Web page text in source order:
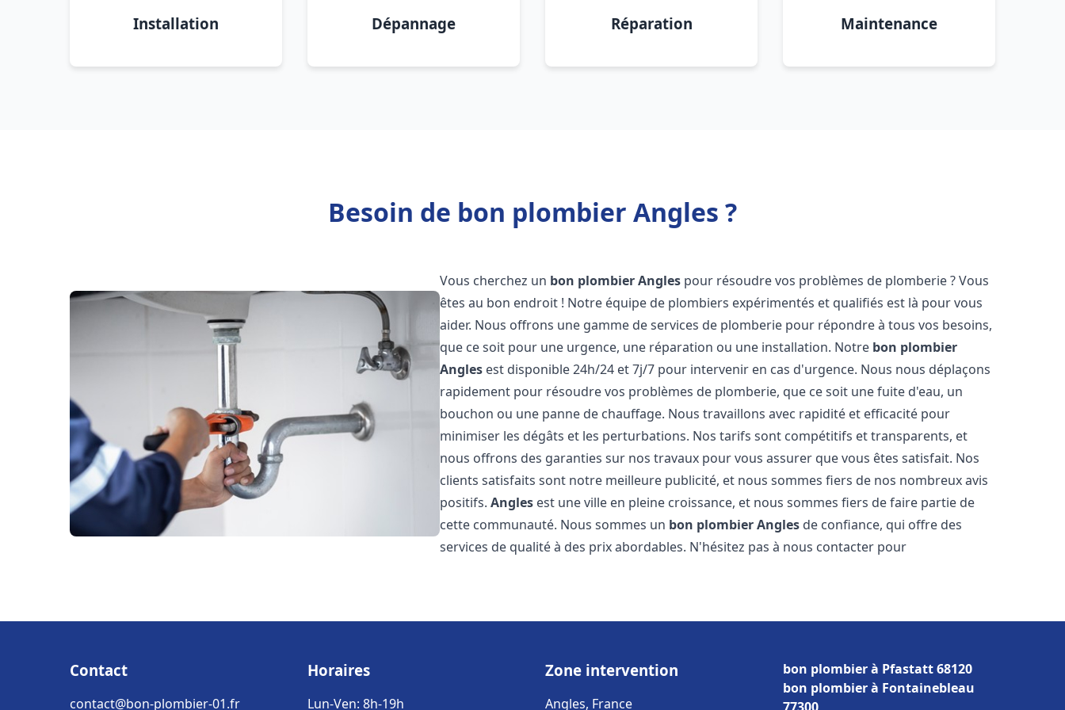
Installation Dépannage Réparation Maintenance
Besoin de bon plombier Angles ?
Vous cherchez un bon plombierAngles pour résoudre vos problèmes de plomberie ? Vous
êtes au bon endroit ! Notre équipe de plombiers expérimentés et qualifiés est là pour vous
aider. Nous offrons une gamme de services de plomberie pour répondre à tous vos besoins,
que ce soit pour une urgence, une réparation ou une installation. Notre bon plombier
Angles est disponible 24h/24 et 7j/7 pour intervenir en cas d'urgence. Nous nous déplaçons
rapidement pour résoudre vos problèmes de plomberie, que ce soit une fuite d'eau, un
bouchon ou une panne de chauffage. Nous travaillons avec rapidité et efficacité pour
minimiser les dégâts et les perturbations. Nos tarifs sont compétitifs et transparents, et
nous offrons des garanties sur nos travaux pour vous assurer que vous êtes satisfait. Nos
clients satisfaits sont notre meilleure publicité, et nous sommes fiers de nos nombreux avis
positifs.Angles est une ville en pleine croissance, et nous sommes fiers de faire partie de
cette communauté. Nous sommes un bon plombierAngles de confiance, qui offre des
services de qualité à des prix abordables. N'hésitez pas à nous contacter pour
Contact
contact@bon-plombier-01.fr
Horaires
Lun-Ven: 8h-19h
Zone intervention
Angles, France
bon plombier à Pfastatt 68120
bon plombier à Fontainebleau